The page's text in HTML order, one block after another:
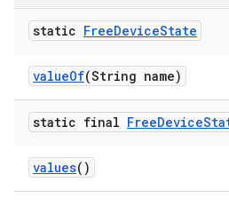
static FreeDeviceState
valueOf(String name)
static final FreeDevice
values()